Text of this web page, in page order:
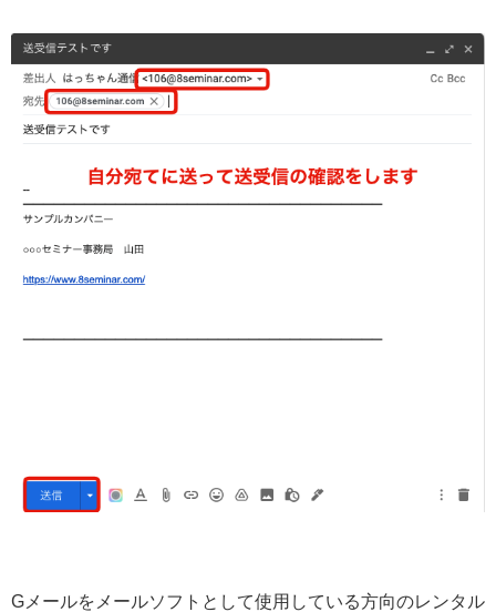
Gメールをメールソフトとして使用している方向のレンタル